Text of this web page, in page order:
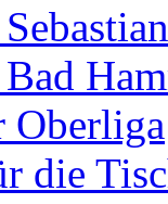
Oberliga
die